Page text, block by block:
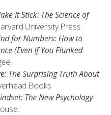
It Stick: The Science of
University Press.
for Numbers: How to
(Even If You Flunked
The Surprising Truth About
Books.
The New Psychology